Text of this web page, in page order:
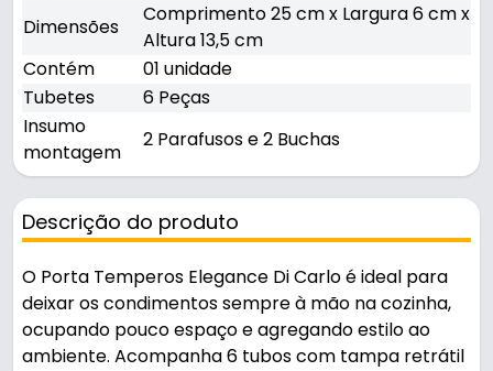
Dimensões
Comprimento 25 cm x Largura 6 cm x
Altura 13,5 cm
Contém
01 unidade
Tubetes
6 Peças
Insumo
montagem
2 Parafusos e 2 Buchas
Descrição do produto
O Porta Temperos Elegance Di Carlo é ideal para
deixar os condimentos sempre à mão na cozinha,
ocupando pouco espaço e agregando estilo ao
ambiente. Acompanha 6 tubos com tampa retrátil